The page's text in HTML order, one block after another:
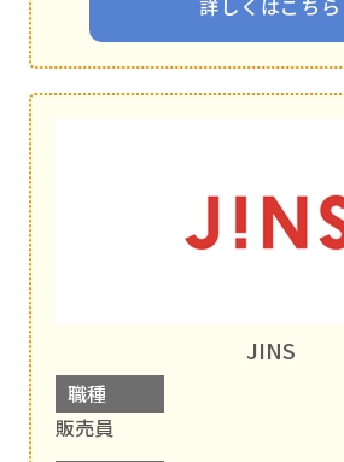
詳しくはこちら
JINS
職種
販売員